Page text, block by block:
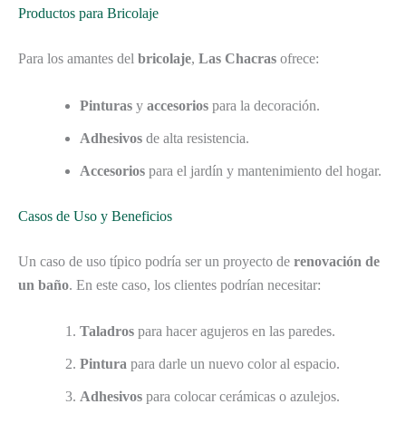
Productos para Bricolaje
Para los amantes del bricolaje, Las Chacras ofrece:
Pinturas y accesorios para la decoración.
Adhesivos de alta resistencia.
Accesorios para el jardín y mantenimiento del hogar.
Casos de Uso y Beneficios
Un caso de uso típico podría ser un proyecto de renovación de
un baño. En este caso, los clientes podrían necesitar:
Taladros para hacer agujeros en las paredes.
Pintura para darle un nuevo color al espacio.
Adhesivos para colocar cerámicas o azulejos.